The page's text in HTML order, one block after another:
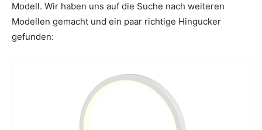
Modell. Wir haben uns auf die Suche nach weiteren
Modellen gemacht und ein paar richtige Hingucker
gefunden: